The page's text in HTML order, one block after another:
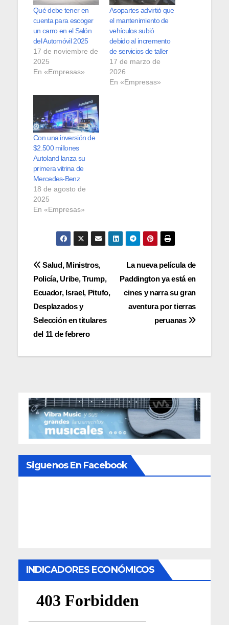
Qué debe tener en
cuenta para escoger
un carro en el Salón
del Automóvil 2025
17 de noviembre de
2025
En «Empresas»
Asopartes advirtió que
el mantenimiento de
vehículos subió
debido al incremento
de servicios de taller
17 de marzo de
2026
En «Empresas»
Con una inversión de
$2.500 millones
Autoland lanza su
primera vitrina de
Mercedes-Benz
18 de agosto de
2025
En «Empresas»
Navegación
de
entradas
La nueva película de
Paddington ya está en
cines y narra su gran
aventura por tierras
peruanas
Salud, Ministros,
Policía, Uribe, Trump,
Ecuador, Israel, Pitufo,
Desplazados y
Selección en titulares
del 11 de febrero
Siguenos En Facebook
INDICADORES ECONÓMICOS